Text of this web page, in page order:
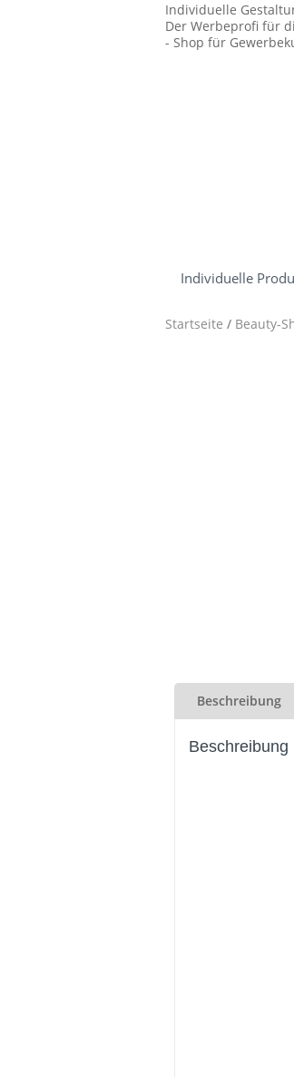
Individuelle
Der Werbeprofi für
- Shop für
Individuelle
Startseite / Beauty-
Beschreibung
Beschreibung